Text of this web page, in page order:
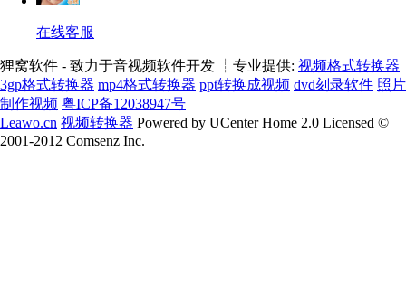
在线客服
狸窝软件 - 致力于音视频软件开发 ┊专业提供: 视频格式转换器
3gp格式转换器 mp4格式转换器 ppt转换成视频 dvd刻录软件 照片
制作视频 粤ICP备12038947号
Leawo.cn 视频转换器 Powered by UCenter Home 2.0 Licensed ©
2001-2012 Comsenz Inc.